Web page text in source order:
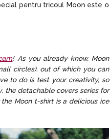
pentru tricoul Moon este o
! As you already know, Moon
circles), out of which you can
to do is test your creativity, so
the detachable covers series for
Moon t-shirt is a delicious ice